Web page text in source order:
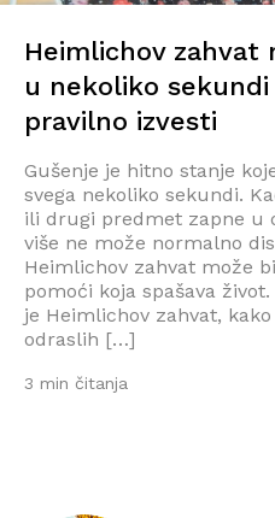
Heimlichov zahvat
u nekoliko
pravilno izvesti
Gušenje je hitno stanje
svega nekoliko sekundi.
ili drugi predmet zapne u
više ne može normalno
Heimlichov zahvat može
pomoći koja spašava
je Heimlichov zahvat,
odraslih […]
3 min čitanja